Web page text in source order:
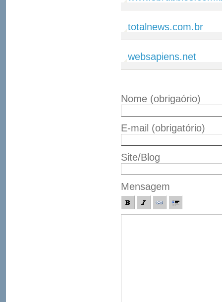
totalnews.com.br
websapiens.net
Nome (obrigaório)
E-mail (obrigatório)
Site/Blog
Mensagem